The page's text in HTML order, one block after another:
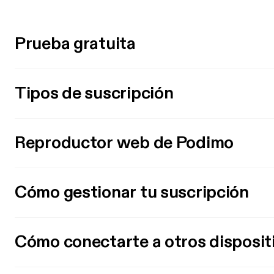
Prueba gratuita
Tipos de suscripción
Reproductor web de Podimo
Cómo gestionar tu suscripción
Cómo conectarte a otros